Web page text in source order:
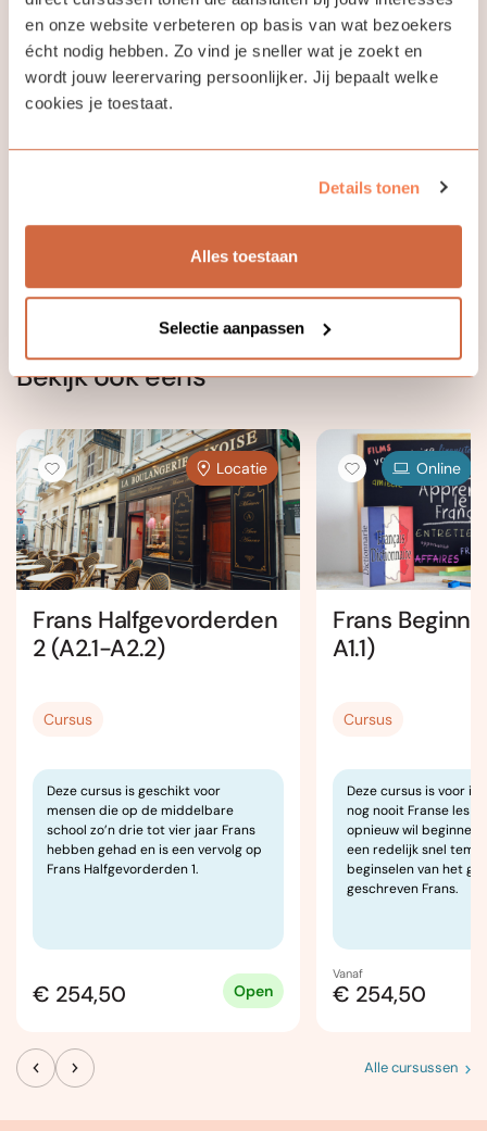
en onze website verbeteren op basis van wat bezoekers
écht nodig hebben. Zo vind je sneller wat je zoekt en
wordt jouw leerervaring persoonlijker. Jij bepaalt welke
cookies je toestaat.
Details tonen
Alles toestaan
Selectie aanpassen
Jouw docent
langue maternelle !
Bekijk ook eens
Locatie
Frans Halfgevorderden
2 (A2.1-A2.2)
Cursus
Deze cursus is geschikt voor
mensen die op de middelbare
school zo’n drie tot vier jaar Frans
hebben gehad en is een vervolg op
Frans Halfgevorderden 1.
€ 254,50 Open
Online
Frans
A1.1)
Cursus
Deze cursus is voor
nog nooit Franse les
opnieuw wil beginnen.
een redelijk snel
beginselen van het
geschreven Frans.
Vanaf
€ 254,50
Alle cursussen